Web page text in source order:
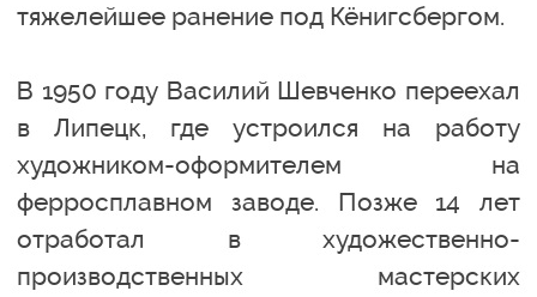
тяжелейшее ранение под Кёнигсбергом.
В 1950 году Василий Шевченко переехал
в Липецк, где устроился на работу
художником-оформителем на
ферросплавном заводе. Позже 14 лет
отработал в художественно-
производственных мастерских